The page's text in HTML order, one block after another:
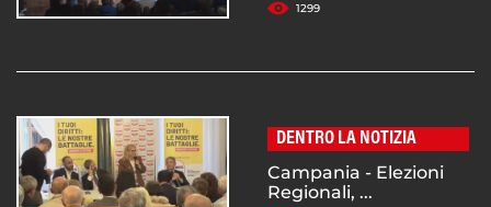
1299
DENTRO LA NOTIZIA
Campania - Elezioni
Regionali, ...